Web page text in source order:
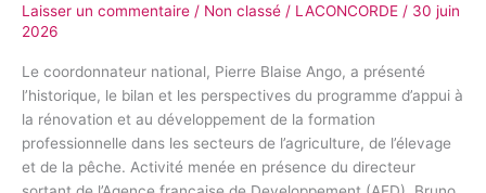
Laisser un commentaire / Non classé / LACONCORDE / 30 juin
2026
Le coordonnateur national, Pierre Blaise Ango, a présenté
l’historique, le bilan et les perspectives du programme d’appui à
la rénovation et au développement de la formation
professionnelle dans les secteurs de l’agriculture, de l’élevage
et de la pêche. Activité menée en présence du directeur
du
STADE-
de
richesses